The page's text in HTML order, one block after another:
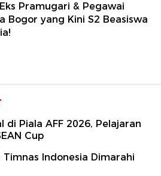
Pramugari & Pegawai
Bogor yang Kini S2 Beasiswa
di Piala AFF 2026, Pelajaran
Cup
Timnas Indonesia Dimarahi